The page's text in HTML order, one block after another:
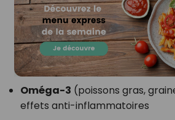
Oméga-3 (poissons gras,
effets anti-inflammatoires